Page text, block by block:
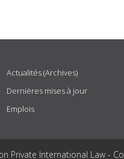
Actualités (Archives)
Dernières mises à jour
Emplois
Private International Law -